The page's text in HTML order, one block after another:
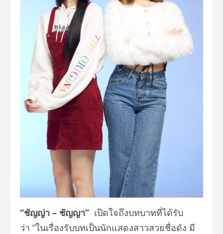
“ชัญญ่า – ชัญญา” เปิดใจถึงบทบาทที่ได้รับ
ว่า “ในเรื่องรับบทเป็นนักแสดงสาวสวยชื่อดัง มี